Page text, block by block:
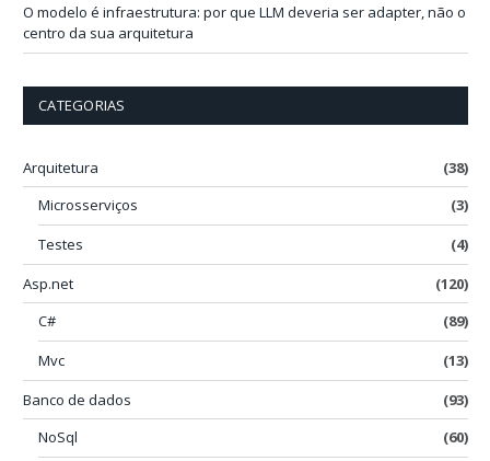
O modelo é infraestrutura: por que LLM deveria ser adapter, não o
centro da sua arquitetura
CATEGORIAS
Arquitetura
(38)
Microsserviços
(3)
Testes
(4)
Asp.net
(120)
C#
(89)
Mvc
(13)
Banco de dados
(93)
NoSql
(60)